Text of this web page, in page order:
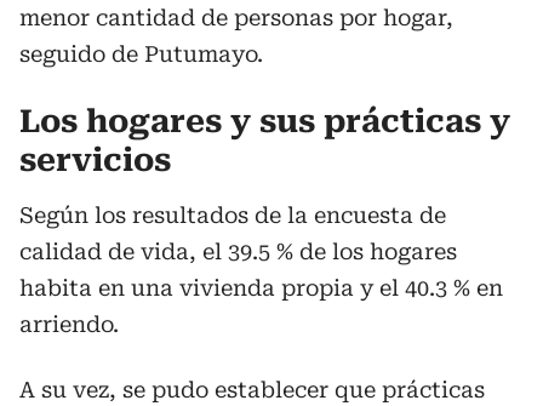
menor cantidad de personas por hogar,
seguido de Putumayo.
Los hogares y sus prácticas y
servicios
Según los resultados de la encuesta de
calidad de vida, el 39.5 % de los hogares
habita en una vivienda propia y el 40.3 % en
arriendo.
A su vez, se pudo establecer que prácticas